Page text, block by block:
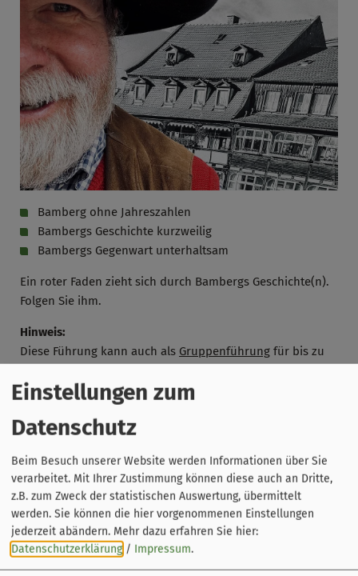
Bamberg ohne Jahreszahlen
Bambergs Geschichte kurzweilig
Bambergs Gegenwart unterhaltsam
Ein roter Faden zieht sich durch Bambergs Geschichte(n).
Folgen Sie ihm.
Hinweis:
Diese Führung kann auch als Gruppenführung für bis zu
Einstellungen zum
Datenschutz
Beim Besuch unserer Website werden Informationen über Sie
verarbeitet. Mit Ihrer Zustimmung können diese auch an Dritte,
z.B. zum Zweck der statistischen Auswertung, übermittelt
werden. Sie können die hier vorgenommenen Einstellungen
jederzeit abändern. Mehr dazu erfahren Sie hier:
Datenschutzerklärung / Impressum.